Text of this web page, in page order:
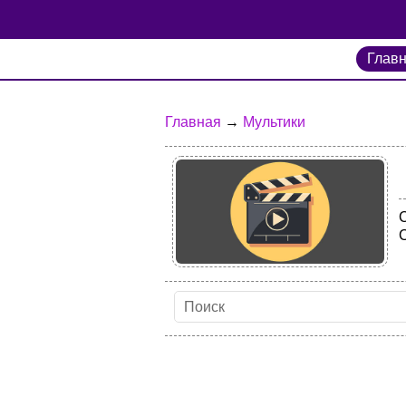
Главная → Мультики